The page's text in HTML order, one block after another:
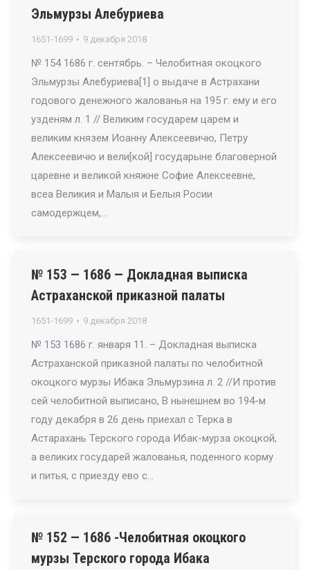
Эльмурзы Алебуриева
1651-1699 9 декабря 2018
№ 154 1686 г. сентябрь. – Челобитная окоцкого
Эльмурзы Алебуриева[1] о выдаче в Астрахани
годового денежного жалованья на 195 г. ему и его
узденям л. 1 // Великим государем царем и
великим князем Иоанну Алексеевичю, Петру
Алексеевичю и вели[кой] государыне благоверной
царевне и великой княжне Софие Алексеевне,
всеа Великия и Малыя и Белыя Росии
самодержцем,…
№ 153 — 1686 — Докладная выписка
Астраханской приказной палаты
1651-1699 9 декабря 2018
№ 153 1686 г. января 11. – Докладная выписка
Астраханской приказной палаты по челобитной
окоцкого мурзы Ибака Эльмурзина л. 2 //И против
сей челобитной выписано, В нынешнем во 194-м
году декабря в 26 день приехал с Терка в
Астарахань Терского города Ибак-мурза окоцкой,
а великих государей жалованья, поденного корму
и питья, с приезду ево с…
№ 152 — 1686 -Челобитная окоцкого
мурзы Терского города Ибака